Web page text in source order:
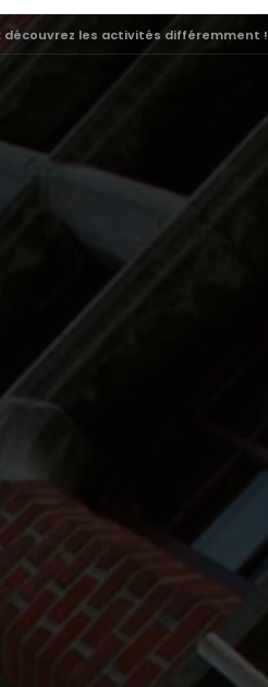
découvrez les activités différemment !